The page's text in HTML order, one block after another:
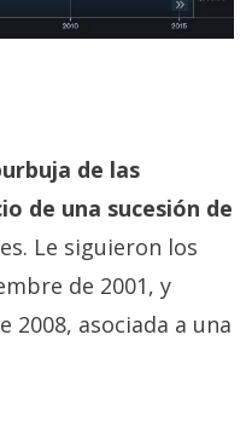
de las
de una sucesión de
Le siguieron los
de 2001, y
2008, asociada a una